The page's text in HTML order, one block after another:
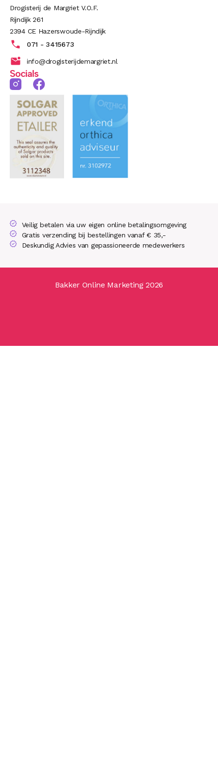
Drogisterij de Margriet V.O.F.
Rijndijk 261
2394 CE Hazerswoude-Rijndijk
071 - 3415673
info@drogisterijdemargriet.nl
Socials
Veilig betalen via uw eigen online betalingsomgeving
Gratis verzending bij bestellingen vanaf € 35,-
Deskundig Advies van gepassioneerde medewerkers
Bakker Online Marketing 2026